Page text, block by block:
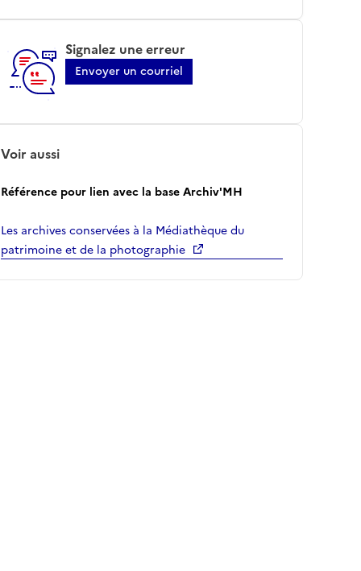
Signalez une erreur
Envoyer un courriel
Voir aussi
Référence pour lien avec la base Archiv'MH
Les archives conservées à la Médiathèque du
patrimoine et de la photographie